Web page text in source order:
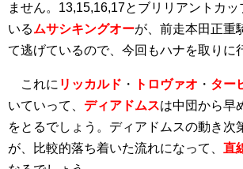
ません。13,15,16,17とブリリアントカ
いるムサシキングオーが、前走本田正重
て逃げているので、今回もハナを取りに
これに リッカルド ・ トロヴァオ ・ ター
いていって、 ディアドムスは中団から早
をとるでしょう。ディアドムスの動き次
が、比較的落ち着いた流れになって、 直